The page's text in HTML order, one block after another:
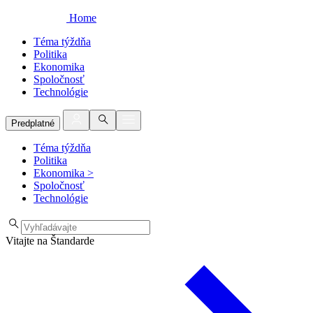
Home
Téma týždňa
Politika
Ekonomika
Spoločnosť
Technológie
Predplatné
Téma týždňa
Politika
Ekonomika >
Spoločnosť
Technológie
Vitajte na Štandarde